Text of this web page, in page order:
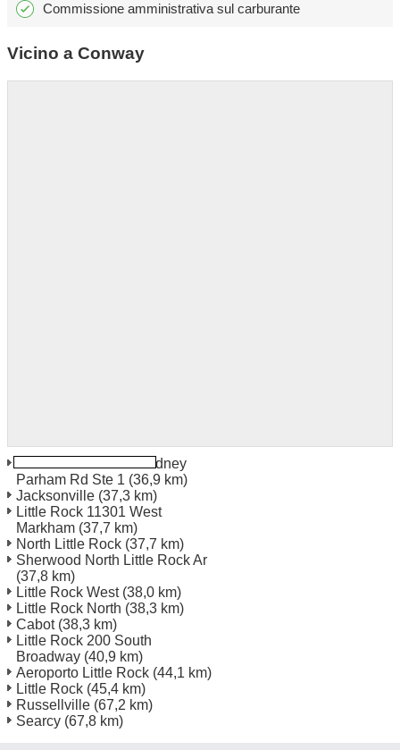
Commissione amministrativa sul carburante
Vicino a Conway
Little Rock 9804 N Rodney
Parham Rd Ste 1 (36,9 km)
Jacksonville (37,3 km)
Little Rock 11301 West
Markham (37,7 km)
North Little Rock (37,7 km)
Sherwood North Little Rock Ar
(37,8 km)
Little Rock West(38,0 km)
Little Rock North (38,3 km)
Cabot(38,3 km)
Little Rock 200 South
Broadway (40,9 km)
Aeroporto Little Rock (44,1 km)
Little Rock (45,4 km)
Russellville (67,2 km)
Searcy (67,8 km)